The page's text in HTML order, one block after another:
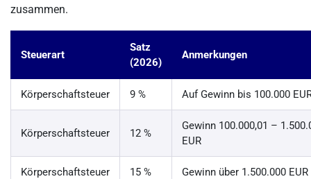
zusammen.
Steuerart
Satz
(2026)
Anmerkungen
Körperschaftsteuer 9 % Auf Gewinn bis 100.000
Körperschaftsteuer 12 %
Gewinn 100.000,01 –
EUR
Körperschaftsteuer 15 % Gewinn über 1.500.000 EUR